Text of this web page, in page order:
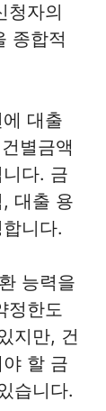
청자의
종합적
대출
별금액
다. 금
대출 용
니다.
능력을
정한도
지만, 건
할 금
습니다.